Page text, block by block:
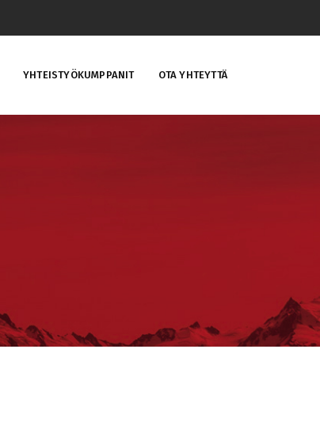
YHTEISTYÖKUMPPANIT OTA YHTEYTTÄ